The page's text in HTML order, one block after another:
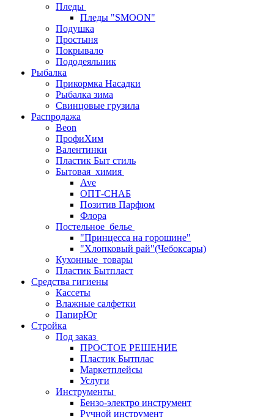
Пледы
Пледы "SMOON"
Подушка
Простыня
Покрывало
Пододеяльник
Рыбалка
Прикормка Насадки
Рыбалка зима
Свинцовые грузила
Распродажа
Beon
ПрофиХим
Валентинки
Пластик Быт стиль
Бытовая_химия
Ave
ОПТ-СНАБ
Позитив Парфюм
Флора
Постельное_белье
"Принцесса на горошине"
"Хлопковый рай"(Чебоксары)
Кухонные_товары
Пластик Бытпласт
Средства гигиены
Кассеты
Влажные салфетки
ПапирЮг
Стройка
Под заказ
ПРОСТОЕ РЕШЕНИЕ
Пластик Бытплас
Маркетплейсы
Услуги
Инструменты
Бензо-электро инструмент
Ручной инструмент